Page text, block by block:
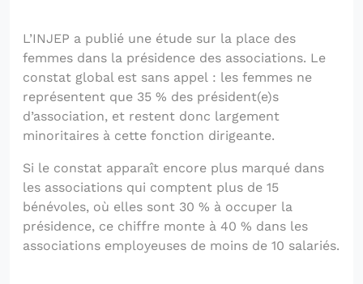
L’INJEP a publié une étude sur la place des
femmes dans la présidence des associations. Le
constat global est sans appel : les femmes ne
représentent que 35 % des président(e)s
d’association, et restent donc largement
minoritaires à cette fonction dirigeante.
Si le constat apparaît encore plus marqué dans
les associations qui comptent plus de 15
bénévoles, où elles sont 30 % à occuper la
présidence, ce chiffre monte à 40 % dans les
associations employeuses de moins de 10 salariés.